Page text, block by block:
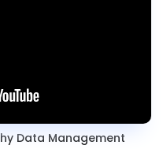
Data Management